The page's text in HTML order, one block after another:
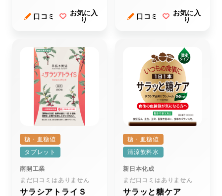
口コミ
お気に入
り
口コミ
お気に入
り
糖・血糖値
タブレット
南開工業
まだ口コミはありません
サラシアトライＳ
糖・血糖値
清涼飲料水
新日本化成
まだ口コミはありません
サラッと糖ケア